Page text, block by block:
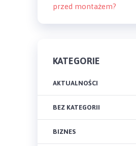
przed montażem?
KATEGORIE
AKTUALNOŚCI
BEZ KATEGORII
BIZNES